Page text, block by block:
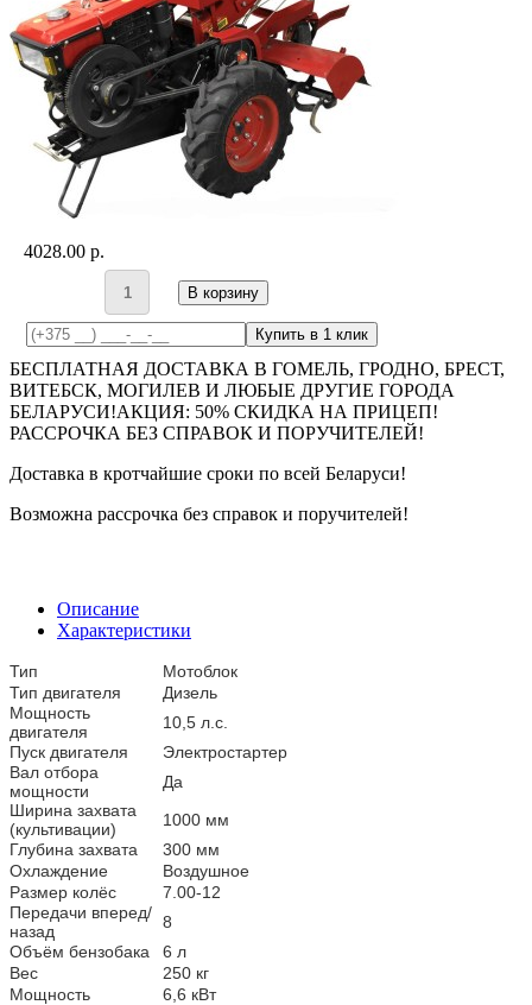
4028.00 p.
В корзину
Купить в 1 клик
БЕСПЛАТНАЯ ДОСТАВКА В ГОМЕЛЬ, ГРОДНО, БРЕСТ,
ВИТЕБСК, МОГИЛЕВ И ЛЮБЫЕ ДРУГИЕ ГОРОДА
БЕЛАРУСИ!АКЦИЯ: 50% СКИДКА НА ПРИЦЕП!
РАССРОЧКА БЕЗ СПРАВОК И ПОРУЧИТЕЛЕЙ!
Доставка в кротчайшие сроки по всей Беларуси!
Возможна рассрочка без справок и поручителей!
Описание
Характеристики
Тип
Мотоблок
Тип двигателя
Дизель
Мощность
двигателя
10,5 л.с.
Пуск двигателя
Электростартер
Вал отбора
мощности
Да
Ширина захвата
(культивации)
1000 мм
Глубина захвата
300 мм
Охлаждение
Воздушное
Размер колёс
7.00-12
Передачи вперед/
назад
8
Объём бензобака
6 л
Вес
250 кг
Мощность
6,6 кВт